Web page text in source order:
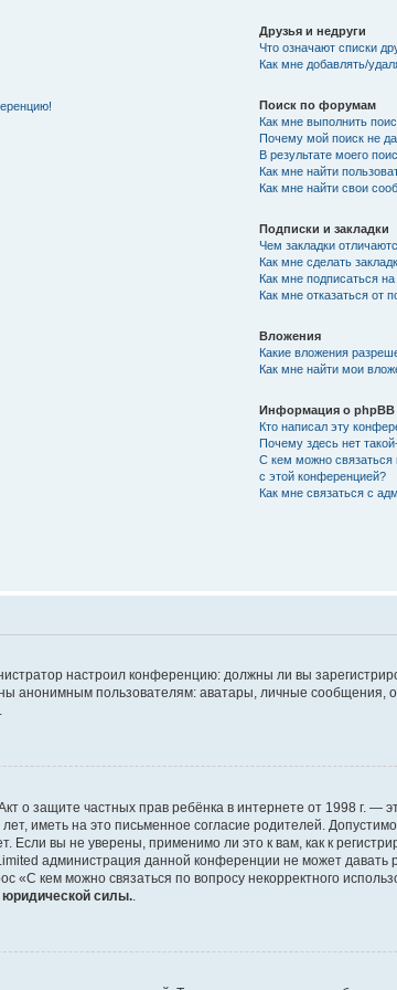
Друзья и недруги
Что означают списки
Как мне добавлять/
Поиск по форумам
Как мне выполнить
Почему мой поиск не
В результате моего
Как мне найти
Как мне найти свои
Подписки и закладки
Чем закладки
Как мне сделать
Как мне подписаться
Как мне отказаться от
Вложения
Какие вложения
Как мне найти мои
Информация о phpBB
Кто написал эту
Почему здесь нет
С кем можно связаться
с этой конференцией?
Как мне связаться с
настроил конференцию: должны ли вы
анонимным пользователям: аватары, личные сообщения,
о защите частных прав ребёнка в интернете от 1998 г.
иметь на это письменное согласие родителей.
вы не уверены, применимо ли это к вам, как к
администрация данной конференции не может
«С кем можно связаться по вопросу некорректного
юридической силы..